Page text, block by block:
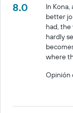
8.0
In
better
had,
hardly
where
Opinión